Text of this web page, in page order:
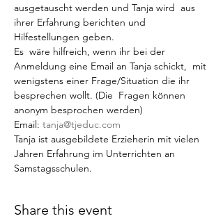
ausgetauscht werden und Tanja wird  aus
ihrer Erfahrung berichten und
Hilfestellungen geben.
Es  wäre hilfreich, wenn ihr bei der
Anmeldung eine Email an Tanja schickt,  mit
wenigstens einer Frage/Situation die ihr
besprechen wollt. (Die  Fragen können
anonym besprochen werden)
Email: tanja@tjeduc.com
Tanja ist ausgebildete Erzieherin mit vielen
Jahren Erfahrung im Unterrichten an
Samstagsschulen.
Share this event